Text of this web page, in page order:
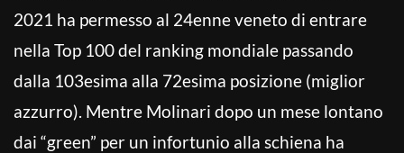
2021 ha permesso al 24enne veneto di entrare
nella Top 100 del ranking mondiale passando
dalla 103esima alla 72esima posizione (miglior
azzurro). Mentre Molinari dopo un mese lontano
dai “green” per un infortunio alla schiena ha